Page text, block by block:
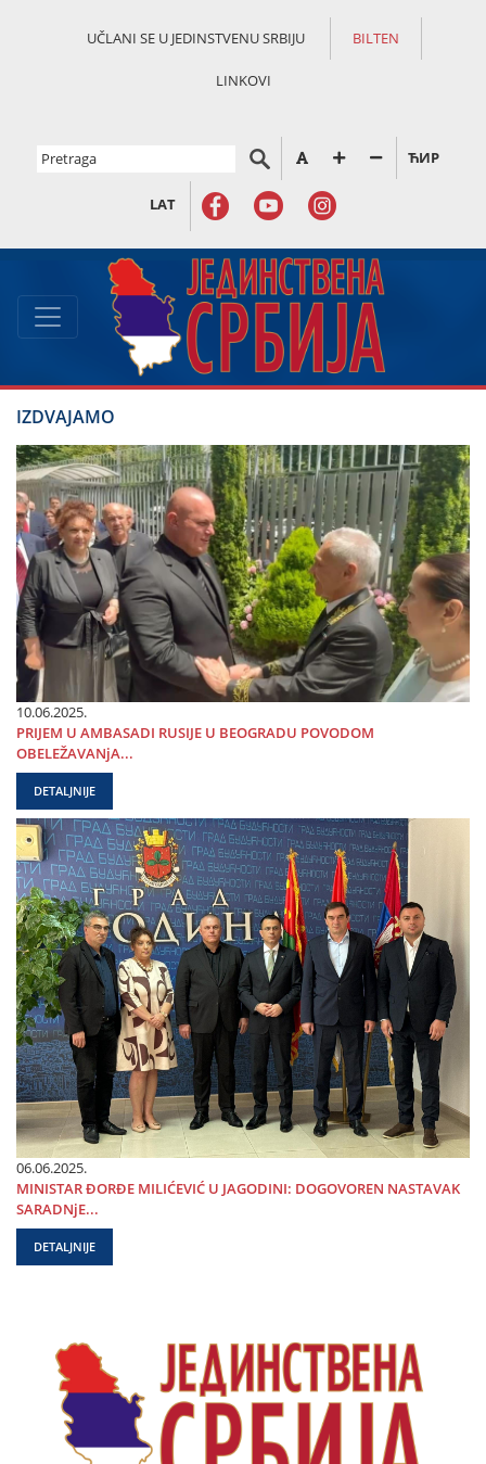
UČLANI SE U JEDINSTVENU SRBIJU BILTEN
LINKOVI
ЋИР
LAT
IZDVAJAMO
10.06.2025.
PRIЈEM U AMBASADI RUSIЈE U BEOGRADU POVODOM
OBELEŽAVANjA...
DETALJNIJE
06.06.2025.
MINISTAR ĐORĐE MILIĆEVIĆ U ЈAGODINI: DOGOVOREN NASTAVAK
SARADNjE...
DETALJNIJE